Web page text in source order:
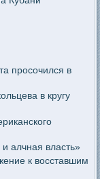
просочился в
в кругу
алчная власть»
к восставшим